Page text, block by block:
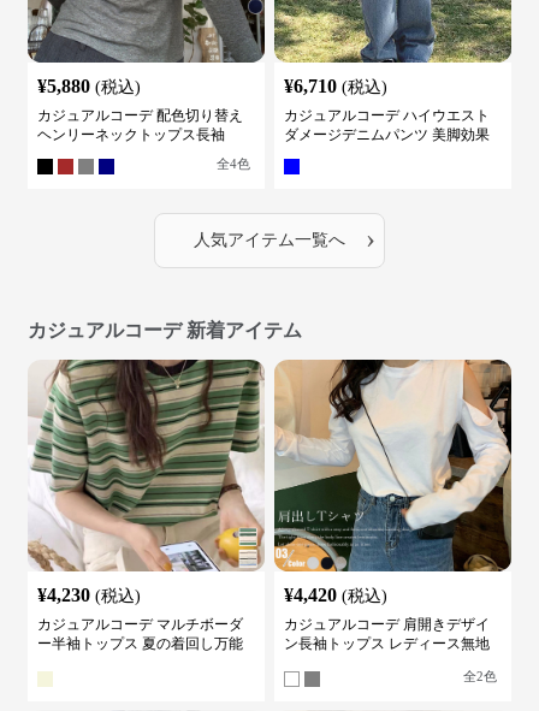
¥5,880 (税込)
カジュアルコーデ 配色切り替え
ヘンリーネックトップス長袖
全4色
¥6,710 (税込)
カジュアルコーデ ハイウエスト
ダメージデニムパンツ 美脚効果
人気アイテム一覧へ ›
カジュアルコーデ 新着アイテム
¥4,230 (税込)
カジュアルコーデ マルチボーダ
ー半袖トップス 夏の着回し万能
¥4,420 (税込)
カジュアルコーデ 肩開きデザイ
ン長袖トップス レディース無地
全2色